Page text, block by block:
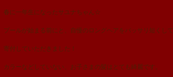
春に一年生になったサユナちゃん☆
プールが始まる前にと、自慢のロングヘアをバッサリ短くして
寄付していただきました！
カラーなどしていない、お子さまの髪はとても綺麗です。